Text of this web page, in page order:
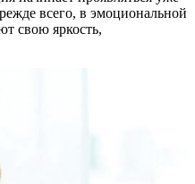
всего, в эмоциональной
свою яркость,